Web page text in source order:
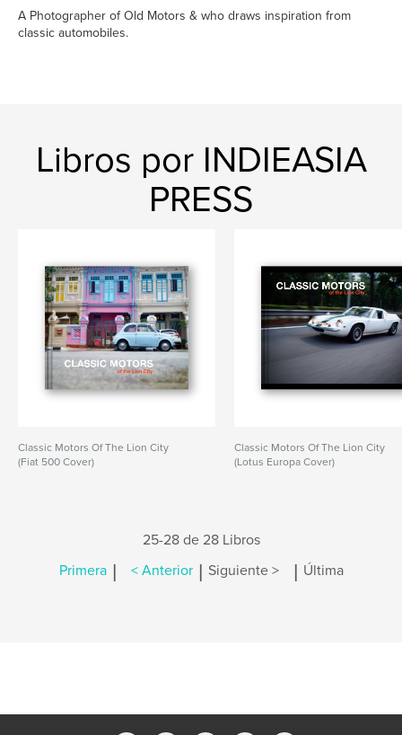
A Photographer of Old Motors & who draws inspiration from
classic automobiles.
Libros por INDIEASIA
PRESS
Classic Motors Of The Lion City
(Fiat 500 Cover)
Classic Motors Of The Lion City
(Lotus Europa Cover)
25-28 de 28 Libros
Primera | < Anterior | Siguiente > | Última